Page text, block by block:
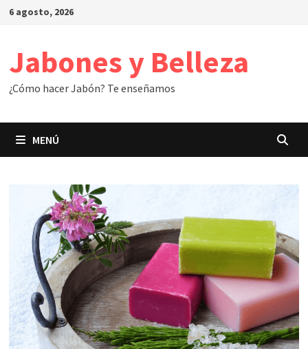
Saltar
6 agosto, 2026
Jabones y Belleza
¿Cómo hacer Jabón? Te enseñamos
MENÚ